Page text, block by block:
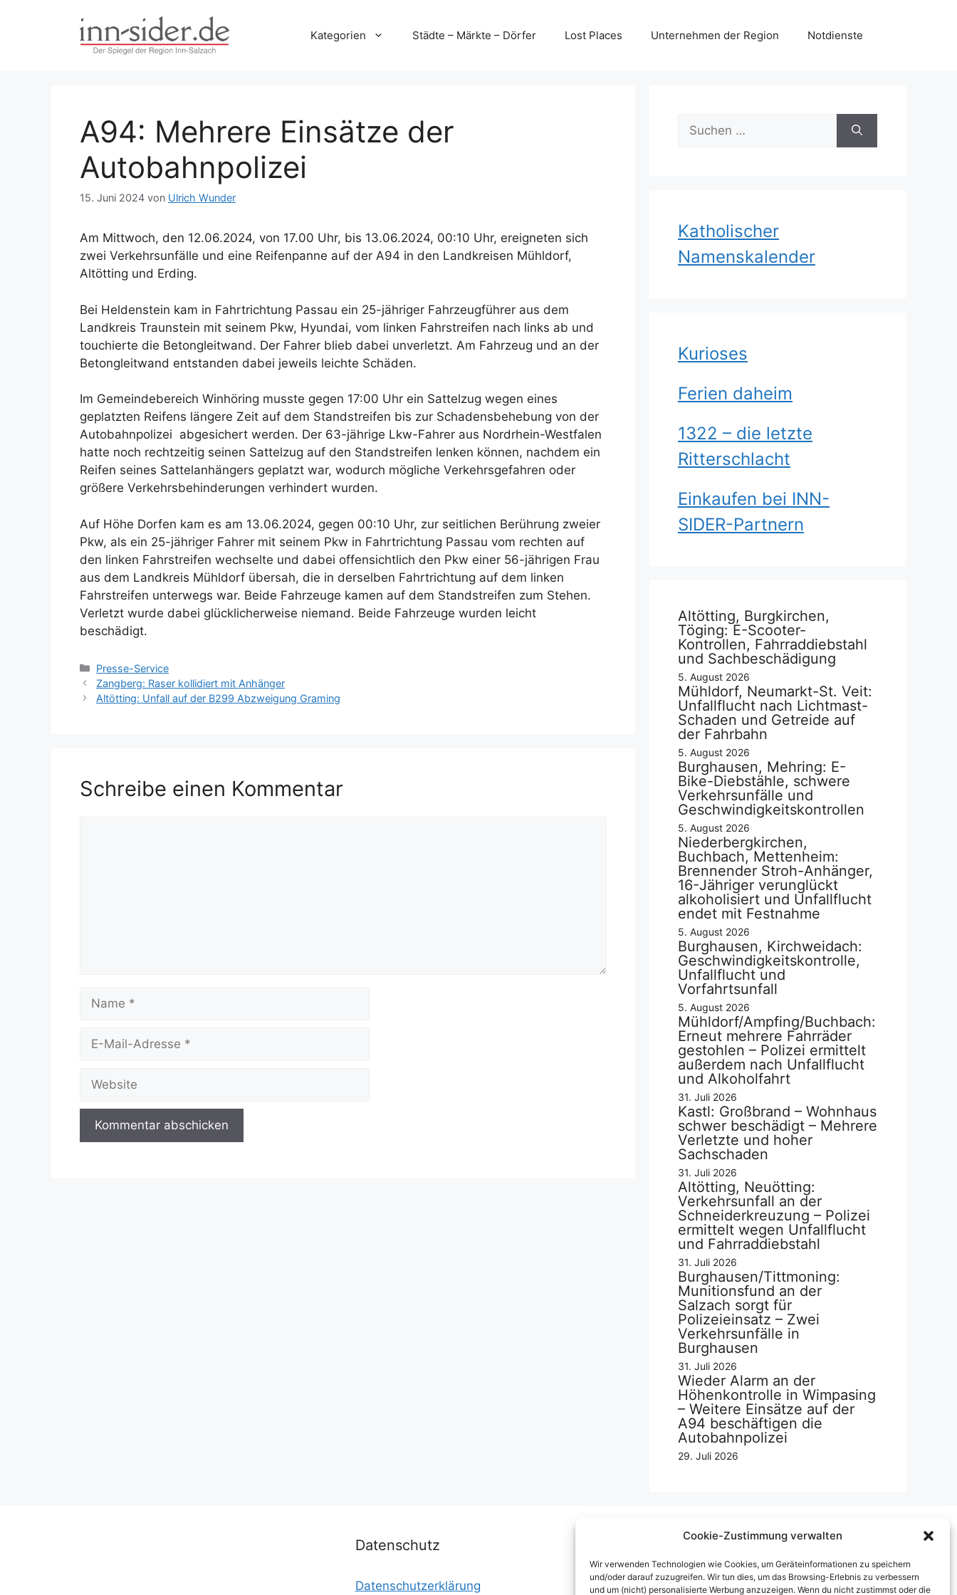
Cookie-Zustimmung verwalten
Wir verwenden Technologien wie Cookies, um Geräteinformationen zu speichern
und/oder darauf zuzugreifen. Wir tun dies, um das Browsing-Erlebnis zu verbessern
und um (nicht) personalisierte Werbung anzuzeigen. Wenn du nicht zustimmst oder die
Kategorien Städte – Märkte – Dörfer Lost Places Unternehmen der Region Notdienste
A94: Mehrere Einsätze der
Autobahnpolizei
15. Juni 2024 von Ulrich Wunder
Am Mittwoch, den 12.06.2024, von 17.00 Uhr, bis 13.06.2024, 00:10 Uhr, ereigneten sich
zwei Verkehrsunfälle und eine Reifenpanne auf der A94 in den Landkreisen Mühldorf,
Altötting und Erding.
Bei Heldenstein kam in Fahrtrichtung Passau ein 25-jähriger Fahrzeugführer aus dem
Landkreis Traunstein mit seinem Pkw, Hyundai, vom linken Fahrstreifen nach links ab und
touchierte die Betongleitwand. Der Fahrer blieb dabei unverletzt. Am Fahrzeug und an der
Betongleitwand entstanden dabei jeweils leichte Schäden.
Im Gemeindebereich Winhöring musste gegen 17:00 Uhr ein Sattelzug wegen eines
geplatzten Reifens längere Zeit auf dem Standstreifen bis zur Schadensbehebung von der
Autobahnpolizei abgesichert werden. Der 63-jährige Lkw-Fahrer aus Nordrhein-Westfalen
hatte noch rechtzeitig seinen Sattelzug auf den Standstreifen lenken können, nachdem ein
Reifen seines Sattelanhängers geplatzt war, wodurch mögliche Verkehrsgefahren oder
größere Verkehrsbehinderungen verhindert wurden.
Auf Höhe Dorfen kam es am 13.06.2024, gegen 00:10 Uhr, zur seitlichen Berührung zweier
Pkw, als ein 25-jähriger Fahrer mit seinem Pkw in Fahrtrichtung Passau vom rechten auf
den linken Fahrstreifen wechselte und dabei offensichtlich den Pkw einer 56-jährigen Frau
aus dem Landkreis Mühldorf übersah, die in derselben Fahrtrichtung auf dem linken
Fahrstreifen unterwegs war. Beide Fahrzeuge kamen auf dem Standstreifen zum Stehen.
Verletzt wurde dabei glücklicherweise niemand. Beide Fahrzeuge wurden leicht
beschädigt.
Kategorien
Presse-Service
Zangberg: Raser kollidiert mit Anhänger
Altötting: Unfall auf der B299 Abzweigung Graming
Schreibe einen Kommentar
Mail-
Suchen
nach:
Katholischer
Namenskalender
Kurioses
Ferien daheim
1322 – die letzte
Ritterschlacht
Einkaufen bei INN-
SIDER-Partnern
Altötting, Burgkirchen,
Töging: E-Scooter-
Kontrollen, Fahrraddiebstahl
und Sachbeschädigung
5. August 2026
Mühldorf, Neumarkt-St. Veit:
Unfallflucht nach Lichtmast-
Schaden und Getreide auf
der Fahrbahn
5. August 2026
Burghausen, Mehring: E-
Bike-Diebstähle, schwere
Verkehrsunfälle und
Geschwindigkeitskontrollen
5. August 2026
Niederbergkirchen,
Buchbach, Mettenheim:
Brennender Stroh-Anhänger,
16-Jähriger verunglückt
alkoholisiert und Unfallflucht
endet mit Festnahme
5. August 2026
Burghausen, Kirchweidach:
Geschwindigkeitskontrolle,
Unfallflucht und
Vorfahrtsunfall
5. August 2026
Mühldorf/Ampfing/Buchbach:
Erneut mehrere Fahrräder
gestohlen – Polizei ermittelt
außerdem nach Unfallflucht
und Alkoholfahrt
31. Juli 2026
Kastl: Großbrand – Wohnhaus
schwer beschädigt – Mehrere
Verletzte und hoher
Sachschaden
31. Juli 2026
Altötting, Neuötting:
Verkehrsunfall an der
Schneiderkreuzung – Polizei
ermittelt wegen Unfallflucht
und Fahrraddiebstahl
31. Juli 2026
Burghausen/Tittmoning:
Munitionsfund an der
Salzach sorgt für
Polizeieinsatz – Zwei
Verkehrsunfälle in
Burghausen
31. Juli 2026
Wieder Alarm an der
Höhenkontrolle in Wimpasing
– Weitere Einsätze auf der
A94 beschäftigen die
Autobahnpolizei
29. Juli 2026
Datenschutz
Datenschutzerklärung
Über uns
Impressum